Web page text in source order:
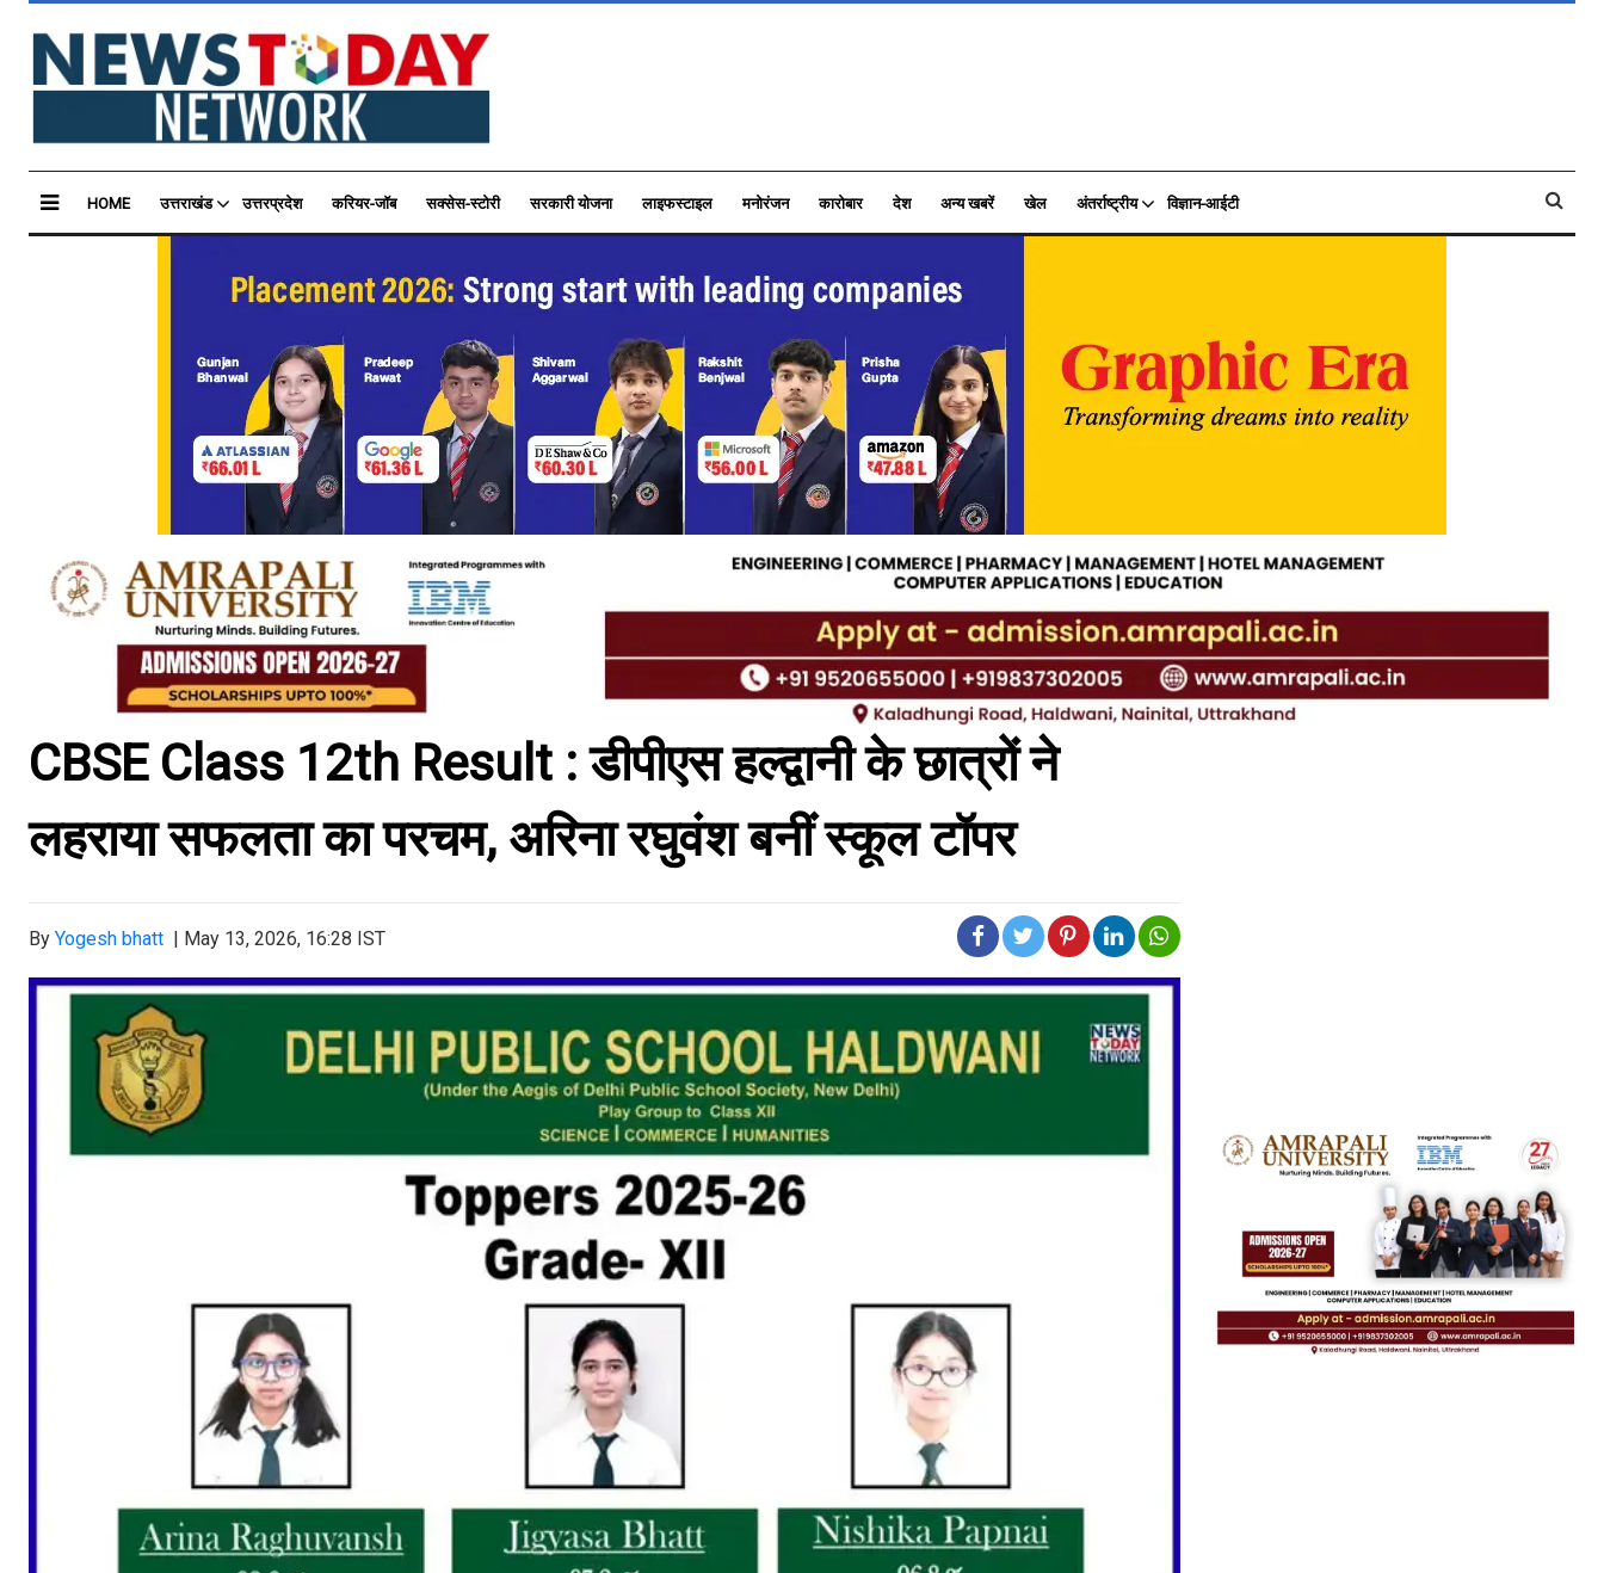
HOME उत्तराखंड उत्तरप्रदेश करियर-जॉब सक्सेस-स्टोरी सरकारी योजना लाइफस्टाइल मनोरंजन कारोबार देश अन्य खबरें खेल अंतर्राष्ट्रीय विज्ञान-आईटी
CBSE Class 12th Result : डीपीएस हल्द्वानी के छात्रों ने
लहराया सफलता का परचम, अरिना रघुवंश बनीं स्कूल टॉपर
By Yogesh bhatt | May 13, 2026, 16:28 IST